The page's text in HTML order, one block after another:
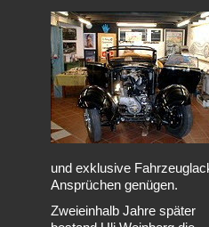
und exklusive
Ansprüchen genügen.
Zweieinhalb Jahre später